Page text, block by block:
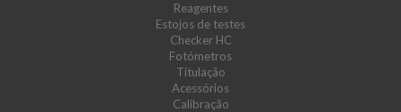
Reagentes
Estojos de testes
Checker HC
Fotómetros
Titulação
Acessórios
Calibração